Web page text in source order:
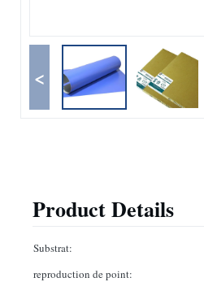
<
Product Details
Substrat:
reproduction de point: